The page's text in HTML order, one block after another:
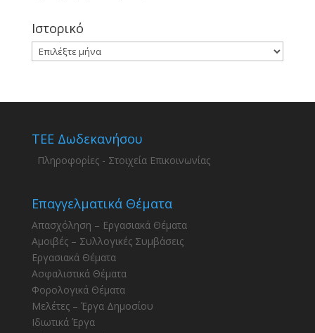
Ιστορικό
Ιστορικό
ΤΕΕ Δωδεκανήσου
Πληροφορίες - Στοιχεία Επικοινωνίας
Επαγγελματικά Θέματα
Απασχόληση – Εργασιακά Θέματα
Αμοιβές – Συλλογικές Συμβάσεις
Εργασιακά Θέματα
Ασφαλιστικά Θέματα
Φορολογικά Θέματα
Μελέτες – Έργα Δημοσίου
Ιδιωτικά Έργα